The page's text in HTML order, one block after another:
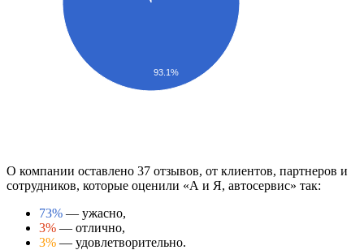
93.1%
О компании оставлено 37 отзывов, от клиентов, партнеров и
сотрудников, которые оценили «А и Я, автосервис» так:
73% — ужасно,
3% — отлично,
3% — удовлетворительно.